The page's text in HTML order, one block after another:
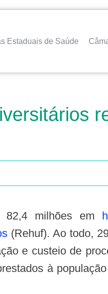
Estaduais de Saúde
milhões em
(Rehuf). Ao todo,
e custeio de
à